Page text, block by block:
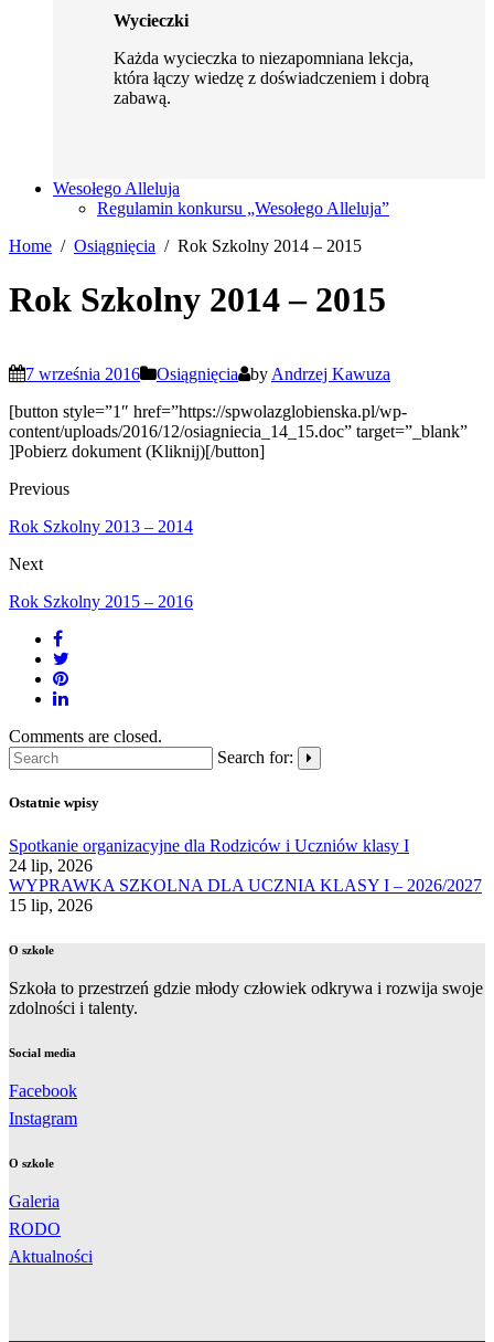
Wycieczki
Każda wycieczka to niezapomniana lekcja,
która łączy wiedzę z doświadczeniem i dobrą
zabawą.
Wesołego Alleluja
Regulamin konkursu „Wesołego Alleluja”
Home
Osiągnięcia Rok Szkolny 2014 – 2015
Rok Szkolny 2014 – 2015
7 września 2016 Osiągnięcia by Andrzej Kawuza
[button style=”1″ href=”https://spwolazglobienska.pl/wp-
content/uploads/2016/12/osiagniecia_14_15.doc” target=”_blank”
]Pobierz dokument (Kliknij)[/button]
Previous
Rok Szkolny 2013 – 2014
Next
Rok Szkolny 2015 – 2016
Comments are closed.
Search for:
Ostatnie wpisy
Spotkanie organizacyjne dla Rodziców i Uczniów klasy I
24 lip, 2026
WYPRAWKA SZKOLNA DLA UCZNIA KLASY I – 2026/2027
15 lip, 2026
O szkole
Szkoła to przestrzeń gdzie młody człowiek odkrywa i rozwija swoje
zdolności i talenty.
Social media
Facebook
Instagram
O szkole
Galeria
RODO
Aktualności